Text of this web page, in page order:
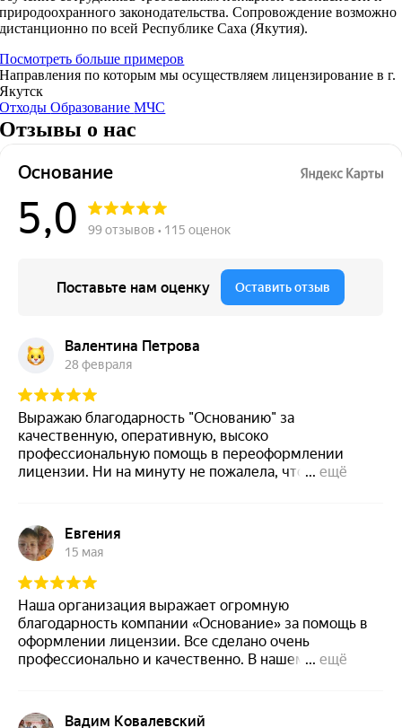
природоохранного законодательства. Сопровождение возможно
дистанционно по всей Республике Саха (Якутия).
Посмотреть больше примеров
Направления по которым мы осуществляем лицензирование в г.
Якутск
ОтходыОбразованиеМЧС
Отзывы о нас